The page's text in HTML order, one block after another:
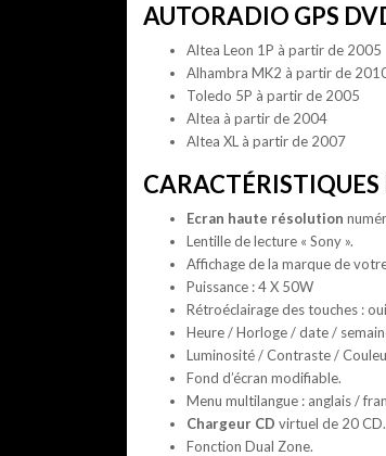
AUTORADIO GPS
Altea Leon 1P à partir de 2005
Alhambra MK2 à partir de
Toledo 5P à partir de 2005
Altea à partir de 2004
Altea XL à partir de 2007
CARACTÉRISTIQUES
Ecran haute résolution
Lentille de lecture « Sony ».
Affichage de la marque de
Puissance : 4 X 50W
Rétroéclairage des touches : oui
Heure / Horloge / date /
Luminosité / Contraste /
Fond d’écran modifiable.
Menu multilangue : anglais /
Chargeur CD virtuel de 20 CD.
Fonction Dual Zone.